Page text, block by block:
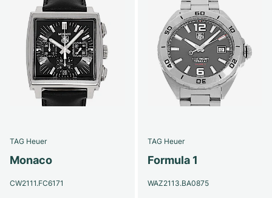
TAG Heuer
Monaco
CW2111.FC6171
TAG Heuer
Formula 1
WAZ2113.BA0875